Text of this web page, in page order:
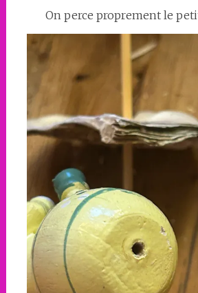
On perce proprement le